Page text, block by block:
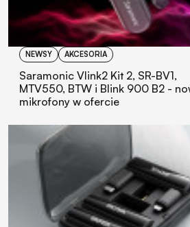
NEWSY AKCESORIA
Saramonic Vlink2 Kit 2, SR-BV1,
MTV550, BTW i Blink 900 B2 -
mikrofony w ofercie